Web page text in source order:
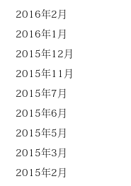
2016年2月
2016年1月
2015年12月
2015年11月
2015年7月
2015年6月
2015年5月
2015年3月
2015年2月